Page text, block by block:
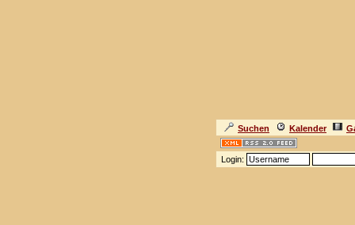
Suchen Kalender
Login: